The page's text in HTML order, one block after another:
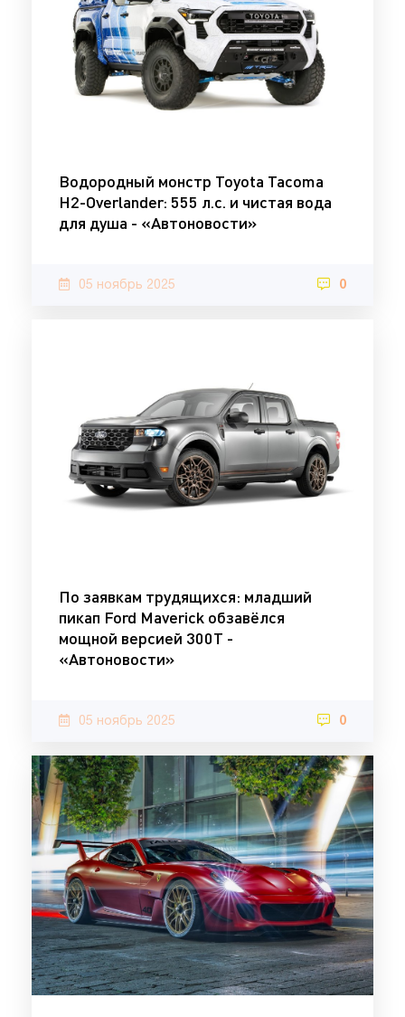
Водородный монстр Toyota Tacoma
H2-Overlander: 555 л.с. и чистая вода
для душа - «Автоновости»
05 ноябрь 2025 0
По заявкам трудящихся: младший
пикап Ford Maverick обзавёлся
мощной версией 300T -
«Автоновости»
05 ноябрь 2025 0